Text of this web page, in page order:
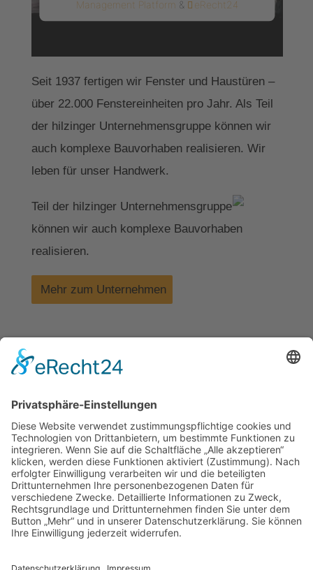
Management Platform & eRecht24
Seit 1937 fertigen wir Fenster und Haustüren –
über 22.000 Fenstereinheiten pro Jahr. Als Teil
der hilzinger Unternehmensgruppe können wir
auch komplexe Bauvorhaben realisieren. Wir
leben für unser Handwerk.
Teil der hilzinger Unternehmensgruppe
können wir auch komplexe Bauvorhaben
realisieren.
Mehr zum Unternehmen
Für unser wachsendes Unternehmen suchen wir
qualitative Verstärkung in verschiedenen Bereichen.
Zu unseren Stellenausschreibungen
Kontakt Impressum Datenschutz
Walter Fenster + Türen